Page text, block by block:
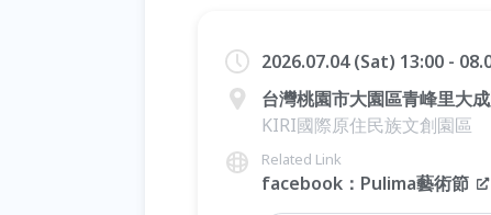
2026.07.04 (Sat) 13:00 -
台灣桃園市大園區青峰里大
KIRI國際原住民族文創園區
Related Link
facebook：Pulima藝術節